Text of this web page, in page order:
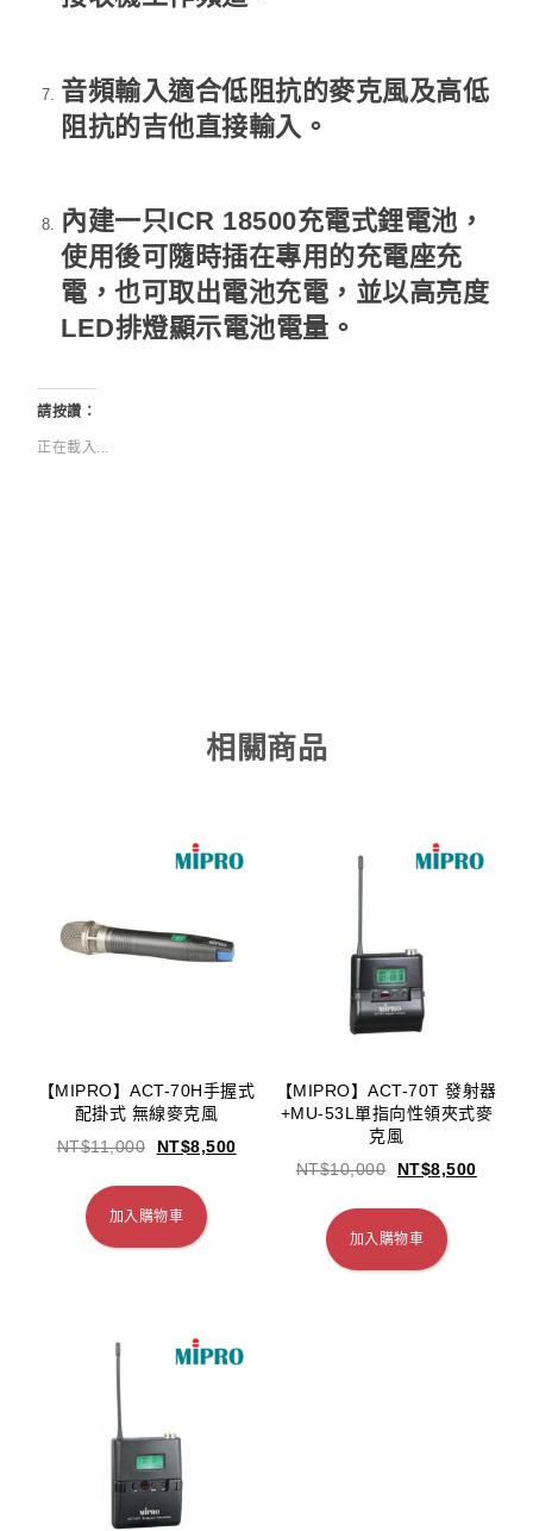
音頻輸入適合低阻抗的麥克風及高低
阻抗的吉他直接輸入。
內建一只ICR 18500充電式鋰電池，
使用後可隨時插在專用的充電座充
電，也可取出電池充電，並以高亮度
LED排燈顯示電池電量。
請按讚：
正在載入...
相關商品
【MIPRO】ACT-70H手握式
配掛式 無線麥克風
NT$11,000 NT$8,500
加入購物車
【MIPRO】ACT-70T 發射器
+MU-53L單指向性領夾式麥
克風
NT$10,000 NT$8,500
加入購物車